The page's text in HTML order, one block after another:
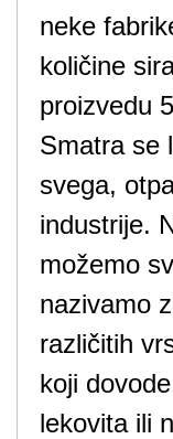
neke
količine
proizvedu
Smatra se
svega,
industrije.
možemo
nazivamo
različitih
koji
lekovita ili